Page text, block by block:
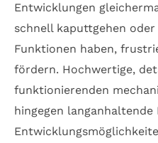
Entwicklungen
schnell kaputtgehen
Funktionen haben,
fördern. Hochwertige,
funktionierenden
hingegen